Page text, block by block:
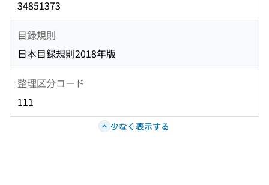
34851373
目録規則
日本目録規則2018年版
整理区分コード
111
少なく表示する